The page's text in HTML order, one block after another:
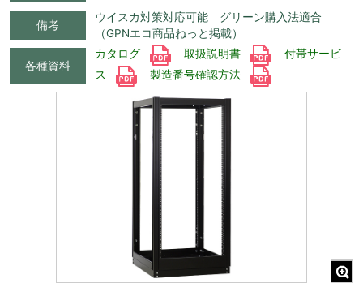
備考
ウイスカ対策対応可能 グリーン購入法適合
（GPNエコ商品ねっと掲載）
各種資料
カタログ 取扱説明書
付帯サービ
ス
製造番号確認方法